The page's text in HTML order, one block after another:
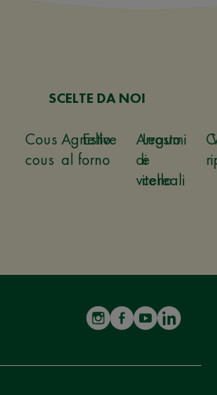
Cous
cous
Estive
Legumi
e
cereali
SCELTE DA NOI
Agnello
al forno
Arrosto
di
vitello